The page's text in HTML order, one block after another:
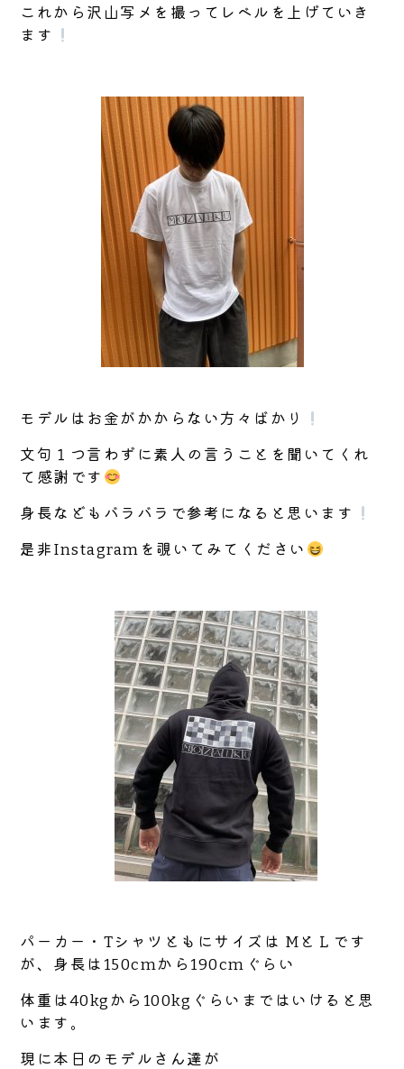
これから沢山写メを撮ってレベルを上げていき
ます
モデルはお金がかからない方々ばかり
文句１つ言わずに素人の言うことを聞いてくれ
て感謝です
身長などもバラバラで参考になると思います
是非Instagramを覗いてみてください
パーカー・Tシャツともにサイズは MとＬです
が、身長は150cmから190cmぐらい
体重は40kgから100kgぐらいまではいけると思
います。
現に本日のモデルさん達が